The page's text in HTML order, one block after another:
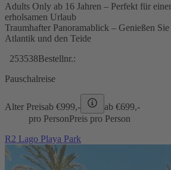
Adults Only ab 16 Jahren – Perfekt für
erholsamen Urlaub
Traumhafter Panoramablick – Genießen
Atlantik und den Teide
253538Bestellnr.:
Pauschalreise
Alter Preisab €999,- ab €699,-
pro PersonPreis pro Person
R2 Lago Playa Park